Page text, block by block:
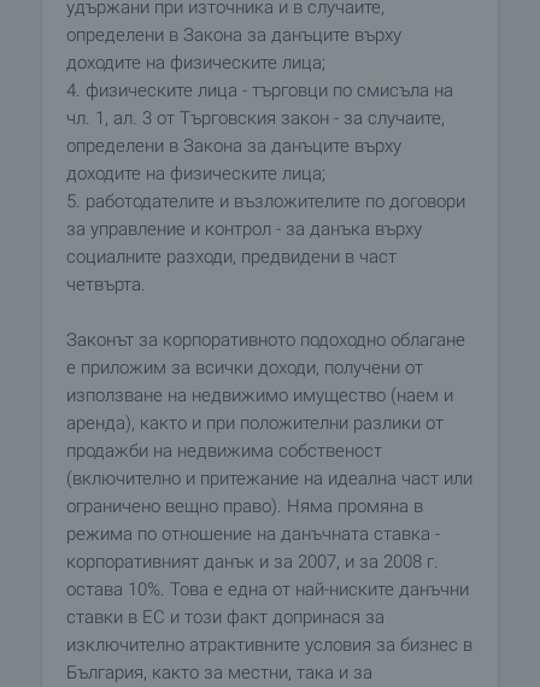
удържани при източника и в случаите,
определени в Закона за данъците върху
доходите на физическите лица;
4. физическите лица - търговци по смисъла на
чл. 1, ал. 3 от Търговския закон - за случаите,
определени в Закона за данъците върху
доходите на физическите лица;
5. работодателите и възложителите по договори
за управление и контрол - за данъка върху
социалните разходи, предвидени в част
четвърта.
Законът за корпоративното подоходно облагане
е приложим за всички доходи, получени от
използване на недвижимо имущество (наем и
аренда), както и при положителни разлики от
продажби на недвижима собственост
(включително и притежание на идеална част или
ограничено вещно право). Няма промяна в
режима по отношение на данъчната ставка -
корпоративният данък и за 2007, и за 2008 г.
остава 10%. Това е една от най-ниските данъчни
ставки в ЕС и този факт допринася за
изключително атрактивните условия за бизнес в
България, както за местни, така и за